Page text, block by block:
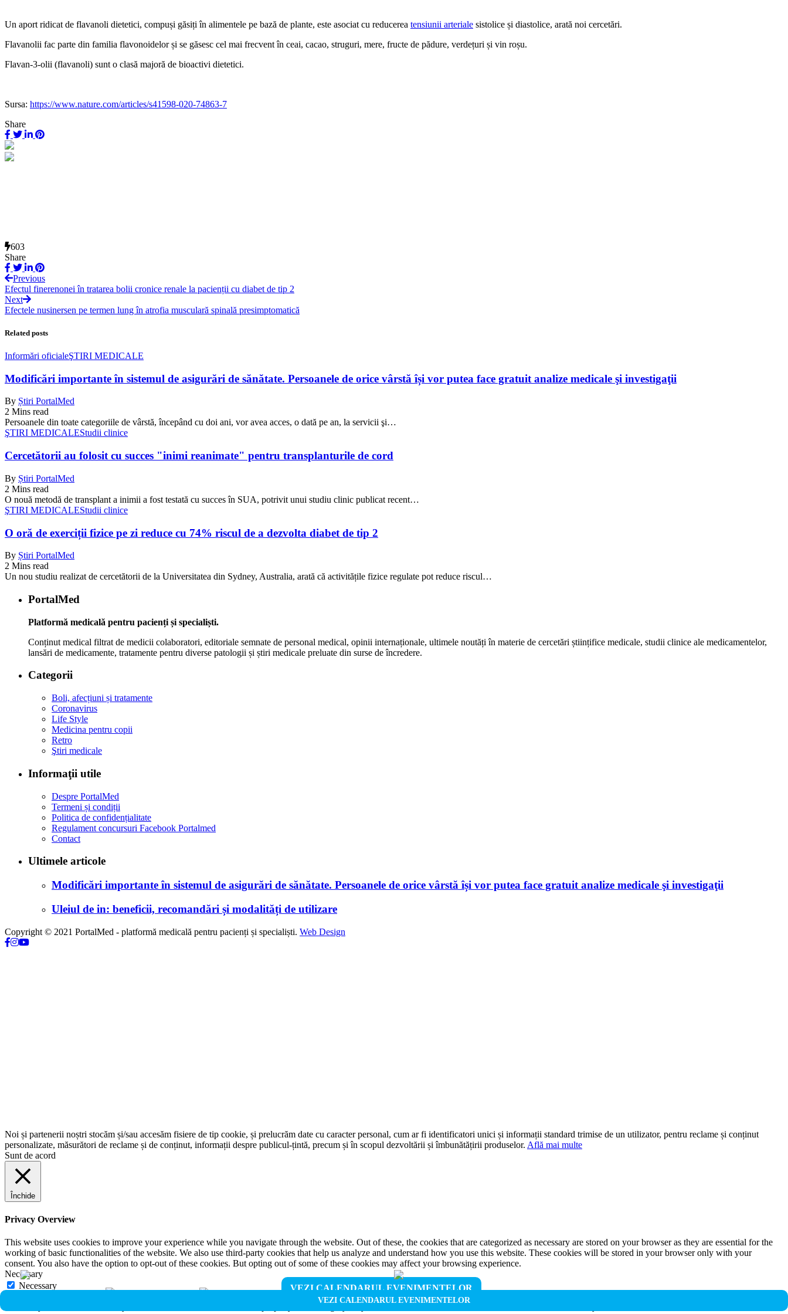
Un aport ridicat de flavanoli dietetici, compuși găsiți în alimentele pe bază de plante, este asociat cu reducerea tensiunii arteriale sistolice și diastolice, arată noi cercetări.
Flavanolii fac parte din familia flavonoidelor și se găsesc cel mai frecvent în ceai, cacao, struguri, mere, fructe de pădure, verdețuri și vin roșu.
Flavan-3-olii (flavanoli) sunt o clasă majoră de bioactivi dietetici.
Sursa: https://www.nature.com/articles/s41598-020-74863-7
Share
VEZI CALENDARUL EVENIMENTELOR
VEZI CALENDARUL EVENIMENTELOR
603
Share
Previous
Efectul finerenonei în tratarea bolii cronice renale la pacienții cu diabet de tip 2
Next
Efectele nusinersen pe termen lung în atrofia musculară spinală presimptomatică
Related posts
Informări oficialeŞTIRI MEDICALE
Modificări importante în sistemul de asigurări de sănătate. Persoanele de orice vârstă își vor putea face gratuit analize medicale şi investigaţii
By Știri PortalMed
2 Mins read
Persoanele din toate categoriile de vârstă, începând cu doi ani, vor avea acces, o dată pe an, la servicii şi…
ŞTIRI MEDICALEStudii clinice
Cercetătorii au folosit cu succes "inimi reanimate" pentru transplanturile de cord
By Știri PortalMed
2 Mins read
O nouă metodă de transplant a inimii a fost testată cu succes în SUA, potrivit unui studiu clinic publicat recent…
ŞTIRI MEDICALEStudii clinice
O oră de exerciții fizice pe zi reduce cu 74% riscul de a dezvolta diabet de tip 2
By Știri PortalMed
2 Mins read
Un nou studiu realizat de cercetătorii de la Universitatea din Sydney, Australia, arată că activitățile fizice regulate pot reduce riscul…
PortalMed
Platformă medicală pentru pacienți și specialiști.
Conținut medical filtrat de medicii colaboratori, editoriale semnate de personal medical, opinii internaționale, ultimele noutăți în materie de cercetări științifice medicale, studii clinice ale medicamentelor,
lansări de medicamente, tratamente pentru diverse patologii și știri medicale preluate din surse de încredere.
Categorii
Boli, afecțiuni și tratamente
Coronavirus
Life Style
Medicina pentru copii
Retro
Ştiri medicale
Informaţii utile
Despre PortalMed
Termeni și condiții
Politica de confidențialitate
Regulament concursuri Facebook Portalmed
Contact
Ultimele articole
Modificări importante în sistemul de asigurări de sănătate. Persoanele de orice vârstă își vor putea face gratuit analize medicale şi investigaţii
Uleiul de in: beneficii, recomandări și modalități de utilizare
Copyright © 2021 PortalMed - platformă medicală pentru pacienți și specialiști. Web Design
Noi și partenerii noștri stocăm și/sau accesăm fisiere de tip cookie, și prelucrăm date cu caracter personal, cum ar fi identificatori unici și informații standard trimise de un utilizator, pentru reclame și conținut
personalizate, măsurători de reclame și de conținut, informații despre publicul-țintă, precum și în scopul dezvoltării și îmbunătățirii produselor. Află mai multe
Sunt de acord
Închide
Privacy Overview
This website uses cookies to improve your experience while you navigate through the website. Out of these, the cookies that are categorized as necessary are stored on your browser as they are essential for the
working of basic functionalities of the website. We also use third-party cookies that help us analyze and understand how you use this website. These cookies will be stored in your browser only with your
consent. You also have the option to opt-out of these cookies. But opting out of some of these cookies may affect your browsing experience.
Necessary
Necessary